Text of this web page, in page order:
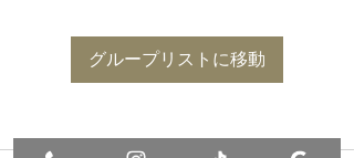
グループリストに移動